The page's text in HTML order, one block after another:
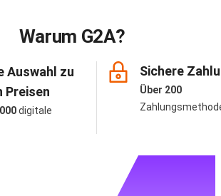
Warum G2A?
Auswahl zu
Preisen
digitale
Sichere
Über 200